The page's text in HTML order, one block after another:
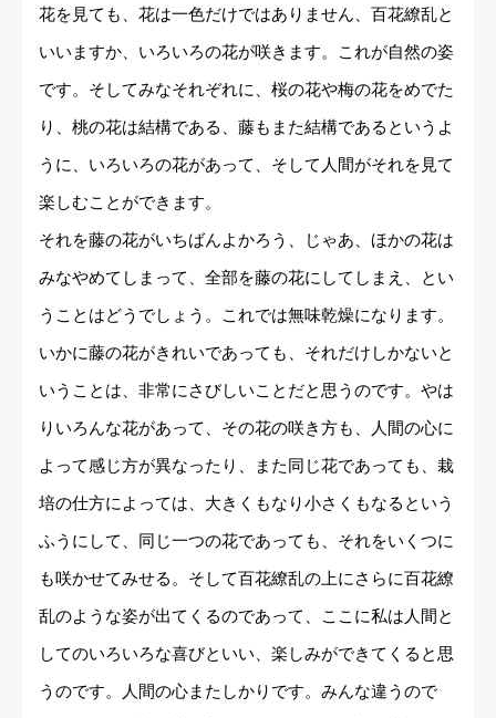
花を見ても、花は一色だけではありません、百花繚乱と
いいますか、いろいろの花が咲きます。これが自然の姿
です。そしてみなそれぞれに、桜の花や梅の花をめでた
り、桃の花は結構である、藤もまた結構であるというよ
うに、いろいろの花があって、そして人間がそれを見て
楽しむことができます。
それを藤の花がいちばんよかろう、じゃあ、ほかの花は
みなやめてしまって、全部を藤の花にしてしまえ、とい
うことはどうでしょう。これでは無味乾燥になります。
いかに藤の花がきれいであっても、それだけしかないと
いうことは、非常にさびしいことだと思うのです。やは
りいろんな花があって、その花の咲き方も、人間の心に
よって感じ方が異なったり、また同じ花であっても、栽
培の仕方によっては、大きくもなり小さくもなるという
ふうにして、同じ一つの花であっても、それをいくつに
も咲かせてみせる。そして百花繚乱の上にさらに百花繚
乱のような姿が出てくるのであって、ここに私は人間と
してのいろいろな喜びといい、楽しみができてくると思
うのです。人間の心またしかりです。みんな違うので